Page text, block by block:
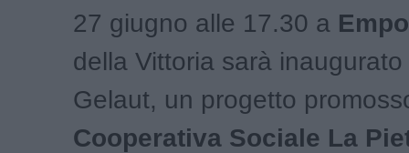
27 giugno alle 17.30 a
della Vittoria sarà
Gelaut, un progetto
Cooperativa Sociale La